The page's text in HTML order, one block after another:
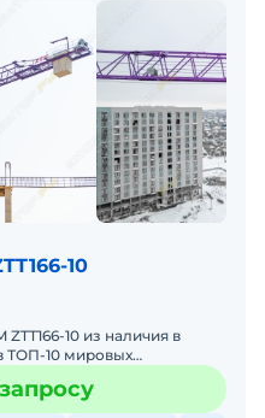
10
10 из наличия в
ТОП-10 мировых
АНТАРЕС-НТ